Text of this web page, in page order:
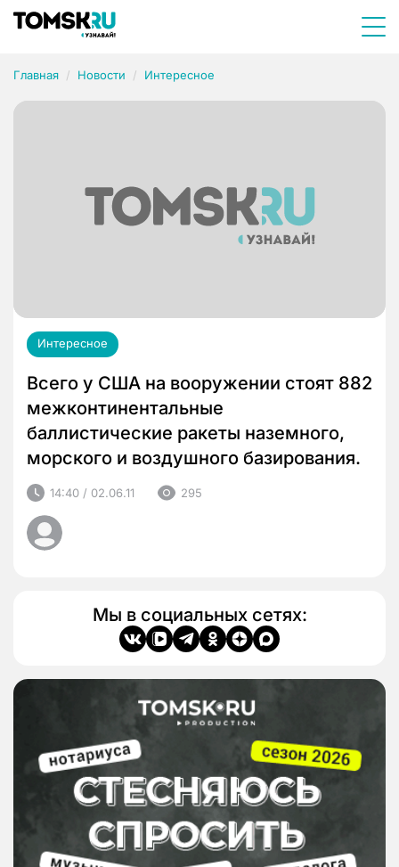
Главная Новости Интересное
Интересное
Всего у США на вооружении стоят 882
межконтинентальные
баллистические ракеты наземного,
морского и воздушного базирования.
14:40 / 02.06.11 295
Мы в социальных сетях: